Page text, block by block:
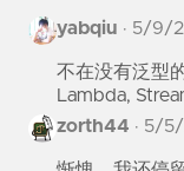
yabqiu · 5/9/
不在没有泛型
Lambda,
zorth44 · 5/